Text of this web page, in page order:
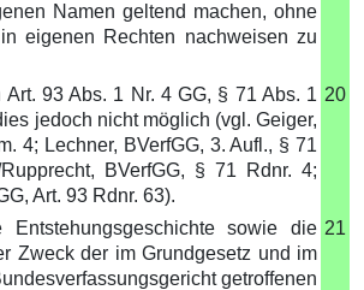
Namen geltend machen, ohne
eigenen Rechten nachweisen zu
Art. 93 Abs. 1 Nr. 4 GG, § 71 Abs. 1
jedoch nicht möglich (vgl. Geiger,
4; Lechner, BVerfGG, 3. Aufl., § 71
BVerfGG, § 71 Rdnr. 4;
Art. 93 Rdnr. 63).
20
Entstehungsgeschichte sowie die
Zweck der im Grundgesetz und im
getroffenen
21